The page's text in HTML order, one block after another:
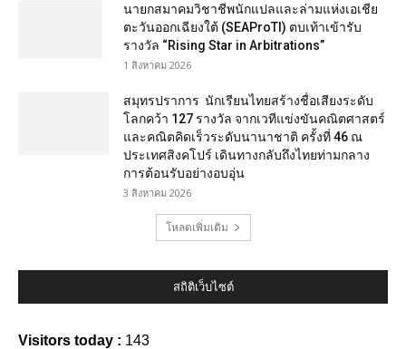
นายกสมาคมวิชาชีพนักแปลและล่ามแห่งเอเชีย
ตะวันออกเฉียงใต้ (SEAProTI) ตบเท้าเข้ารับ
รางวัล “Rising Star in Arbitrations”
1 สิงหาคม 2026
สมุทรปราการ นักเรียนไทยสร้างชื่อเสียงระดับ
โลกคว้า 127 รางวัล จากเวทีแข่งขันคณิตศาสตร์
และคณิตคิดเร็วระดับนานาชาติ ครั้งที่ 46 ณ
ประเทศสิงคโปร์ เดินทางกลับถึงไทยท่ามกลาง
การต้อนรับอย่างอบอุ่น
3 สิงหาคม 2026
โหลดเพิ่มเติม
สถิติเว็บไซต์
Visitors today : 143